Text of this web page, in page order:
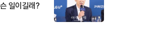
일이길래?